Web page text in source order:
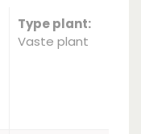
Type plant:
Vaste plant